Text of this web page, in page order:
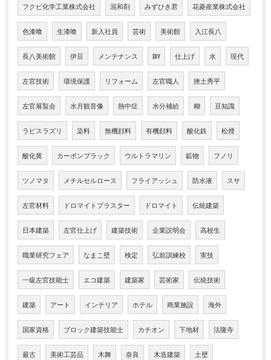
フクビ化学工業株式会社 混和剤 みずひき君 花菱産業株式会社
色漆喰 生漆喰 新入社員 芸術 美術館 入江長八
長八美術館 伊豆 メンテナンス DIY 仕上げ 水 現代
左官技術 環境保護 リフォーム 左官職人 挾土秀平
左官展覧会 水月観音像 熱中症 水分補給 糊 豆知識
ラピスラズリ 染料 無機顔料 有機顔料 酸化鉄 松煙
酸化黄 カーボンブラック ウルトラマリン 鉱物 フノリ
ツノマタ メチルセルロース フライアッシュ 防水液 スサ
左官材料 ドロマイトプラスター ドロマイト 伝統建築
日本建築 左官仕上げ 建築技術 企業説明会 高校生
職業研究フェア なまこ壁 検定 弘前訓練校 実技
一級左官技能士 エコ建築 建築家 芸術家 伝統技術
建築 アート インテリア ホテル 商業施設 海外
国家資格 ブロック建築技能士 カチオン 下地材 法隆寺
最古 美術工芸品 木舞 奈良 木造建築 土壁